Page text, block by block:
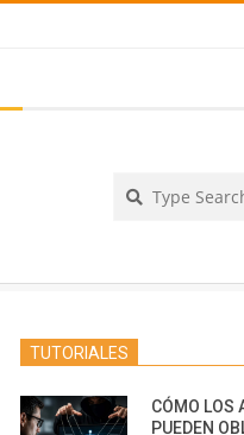
TUTORIALES
CÓMO LOS
PUEDEN